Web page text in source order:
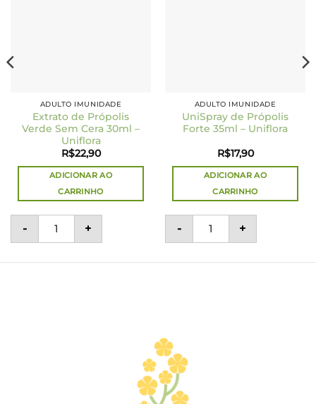
ADULTO IMUNIDADE
Extrato de Própolis
Verde Sem Cera 30ml –
Uniflora
R$22,90
ADICIONAR AO
CARRINHO
-
Extrato de Própolis Verde Sem Cera 30ml - Uniflora
+
ADULTO IMUNIDADE
UniSpray de Própolis
Forte 35ml – Uniflora
R$17,90
ADICIONAR AO
CARRINHO
-
UniSpray de Própolis
+